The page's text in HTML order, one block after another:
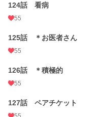
124話 看病
55
125話 ＊お医者さん
55
126話 ＊積極的
55
127話 ペアチケット